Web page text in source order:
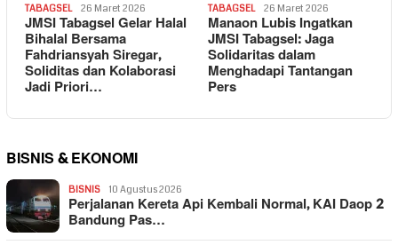
TABAGSEL 26 Maret 2026
JMSI Tabagsel Gelar Halal
Bihalal Bersama
Fahdriansyah Siregar,
Soliditas dan Kolaborasi
Jadi Priori…
TABAGSEL 26 Maret 2026
Manaon Lubis Ingatkan
JMSI Tabagsel: Jaga
Solidaritas dalam
Menghadapi Tantangan
Pers
BISNIS & EKONOMI
BISNIS 10 Agustus 2026
Perjalanan Kereta Api Kembali Normal, KAI Daop 2
Bandung Pas…